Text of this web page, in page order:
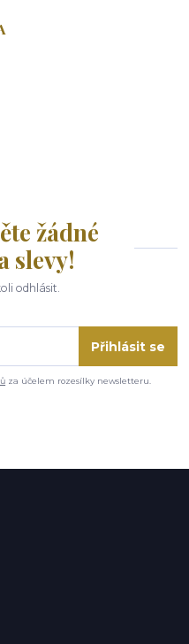
žádné
slevy!
odhlásit.
Přihlásit se
za účelem rozesílky newsletteru.